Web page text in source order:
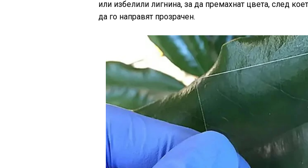
или избелили лигнина, за да премахнат цвета, след
да го направят прозрачен.